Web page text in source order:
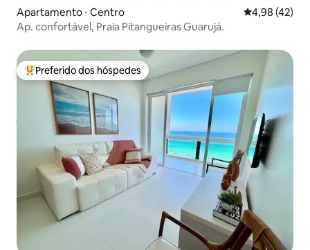
Apartamento ⋅ Centro 4,98 de uma
4,98 (42)
Ap. confortável, Praia Pitangueiras Guarujá.
Entre os melhores preferidos dos hóspedes
Preferido dos hóspedes